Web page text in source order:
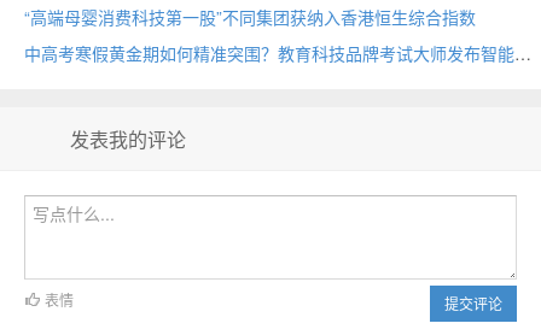
“高端母婴消费科技第一股”不同集团获纳入香港恒生综合指数
中高考寒假黄金期如何精准突围？教育科技品牌考试大师发布智能备考方案
发表我的评论
提交评论
表情